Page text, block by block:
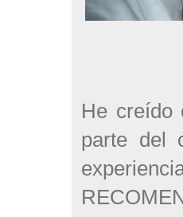
He creído
parte del